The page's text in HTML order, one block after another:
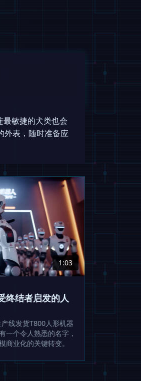
敏捷的犬类也会
外表，随时准备应
1:03
结者启发的人
线发货T800人形机器
一个令人熟悉的名字，
商业化的关键转变。